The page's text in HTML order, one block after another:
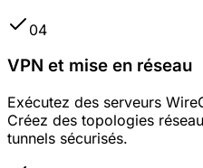
04
VPN et mise en réseau
Exécutez des serveurs
Créez des topologies
tunnels sécurisés.